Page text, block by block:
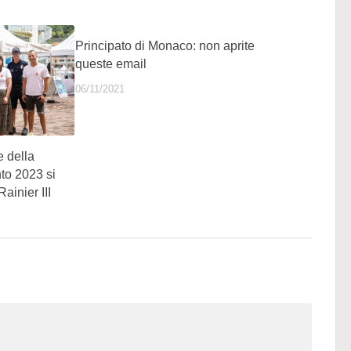
della
2023 si
III
Principato di Monaco: non aprite
queste email
06/11/2021